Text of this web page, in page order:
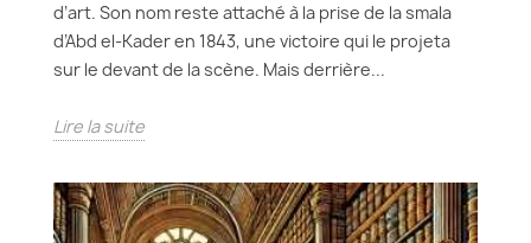
d’art. Son nom reste attaché à la prise de la smala
d’Abd el-Kader en 1843, une victoire qui le projeta
sur le devant de la scène. Mais derrière...
Lire la suite